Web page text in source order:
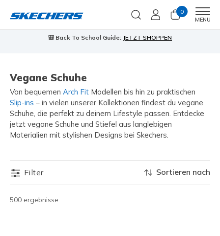
0
MENU
🎒 Back To School Guide: JETZT SHOPPEN
Vegane Schuhe
Von bequemen Arch Fit Modellen bis hin zu praktischen
Slip-ins – in vielen unserer Kollektionen findest du vegane
Schuhe, die perfekt zu deinem Lifestyle passen. Entdecke
jetzt vegane Schuhe und Stiefel aus langlebigen
Materialien mit stylishen Designs bei Skechers.
Filter
500 ergebnisse
Sortieren nach